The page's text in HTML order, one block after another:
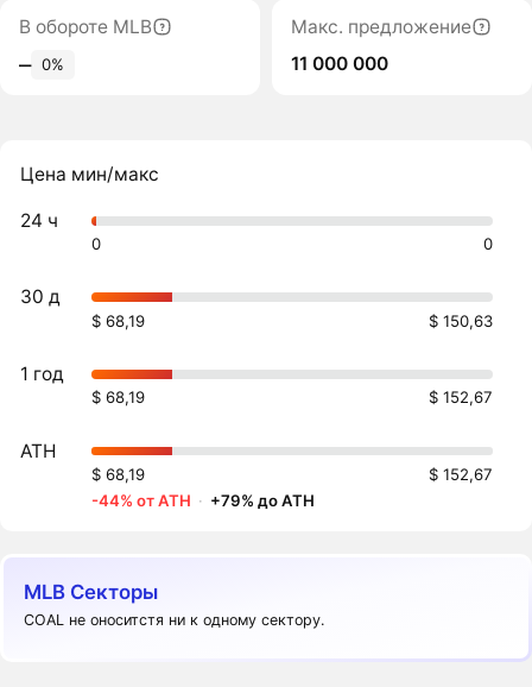
В обороте MLB
‒ 0%
Макс. предложение
11 000 000
Цена мин/макс
24 ч
0 0
30 д
$ 68,19 $ 150,63
1 год
$ 68,19 $ 152,67
ATH
$ 68,19
$ 152,67
-44% от ATH · +79% до ATH
MLB Секторы
COAL не оноситстя ни к одному сектору.